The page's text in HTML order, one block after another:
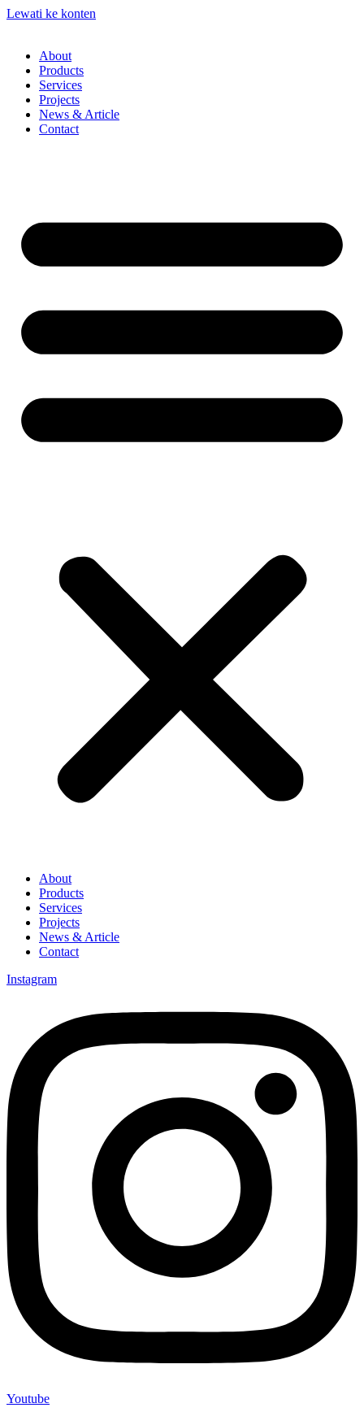
Lewati ke konten
About
Products
Services
Projects
News & Article
Contact
About
Products
Services
Projects
News & Article
Contact
Instagram
Youtube